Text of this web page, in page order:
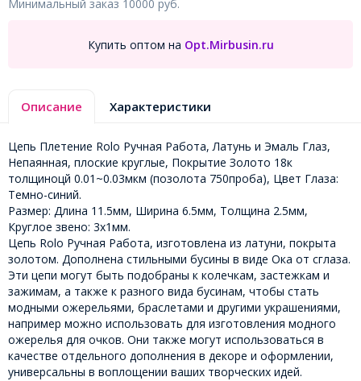
Минимальный заказ 10000 руб.
Купить оптом на Opt.Mirbusin.ru
Описание Характеристики
Цепь Плетение Rolo Ручная Работа, Латунь и Эмаль Глаз,
Непаянная, плоские круглые, Покрытие Золото 18к
толщиноцй 0.01~0.03мкм (позолота 750проба), Цвет Глаза:
Темно-синий.
Размер: Длина 11.5мм, Ширина 6.5мм, Толщина 2.5мм,
Круглое звено: 3х1мм.
Цепь Rolo Ручная Работа, изготовлена из латуни, покрыта
золотом. Дополнена стильными бусины в виде Ока от сглаза.
Эти цепи могут быть подобраны к колечкам, застежкам и
зажимам, а также к разного вида бусинам, чтобы стать
модными ожерельями, браслетами и другими украшениями,
например можно использовать для изготовления модного
ожерелья для очков. Они также могут использоваться в
качестве отдельного дополнения в декоре и оформлении,
универсальны в воплощении ваших творческих идей.